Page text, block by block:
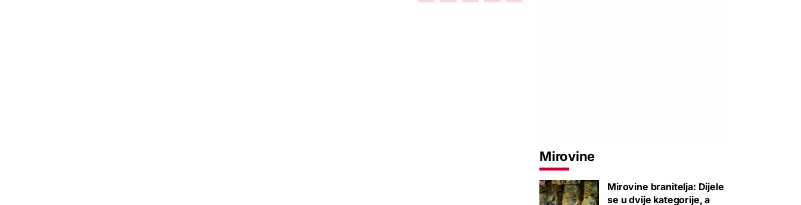
Mirovine
Mirovine branitelja: Dijele
se u dvije kategorije, a